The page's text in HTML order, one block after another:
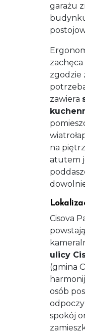
garażu
zgodzie
zawiera
na
atutem
Cisova
ulicy
(gmina
osób
spokój